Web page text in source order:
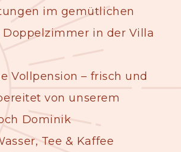
im gemütlichen
Doppelzimmer in der Villa
Vollpension – frisch und
von unserem
Dominik
Tee & Kaffee